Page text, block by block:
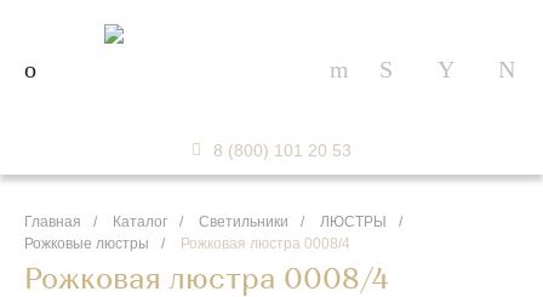
8 (800) 101 20 53
Главная / Каталог / Светильники / ЛЮСТРЫ
/
Рожковые люстры
/ Рожковая люстра 0008/4
Рожковая люстра 0008/4